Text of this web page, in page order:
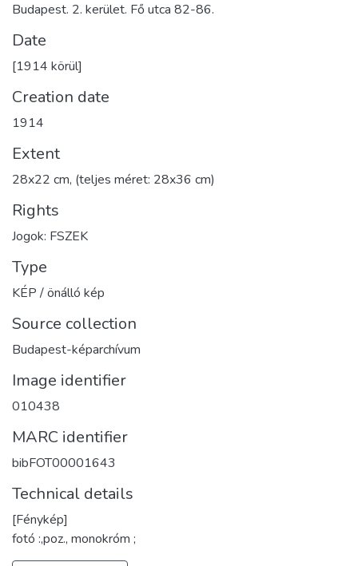
Budapest. 2. kerület. Fő utca 82-86.
Date
[1914 körül]
Creation date
1914
Extent
28x22 cm, (teljes méret: 28x36 cm)
Rights
Jogok: FSZEK
Type
KÉP / önálló kép
Source collection
Budapest-képarchívum
Image identifier
010438
MARC identifier
bibFOT00001643
Technical details
[Fénykép]
fotó :,poz., monokróm ;